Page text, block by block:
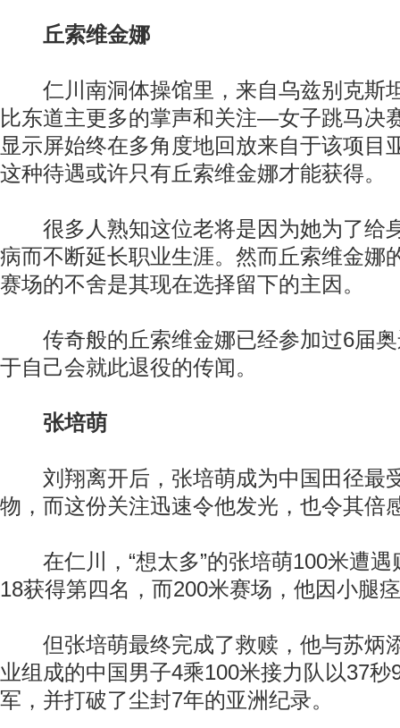
丘索维金娜
仁川南洞体操馆里，来自乌兹别克斯
比东道主更多的掌声和关注—女子跳马决
显示屏始终在多角度地回放来自于该项目
这种待遇或许只有丘索维金娜才能获得。
很多人熟知这位老将是因为她为了给
病而不断延长职业生涯。然而丘索维金娜
赛场的不舍是其现在选择留下的主因。
传奇般的丘索维金娜已经参加过6届奥
于自己会就此退役的传闻。
张培萌
刘翔离开后，张培萌成为中国田径最受
物，而这份关注迅速令他发光，也令其倍
在仁川，“想太多”的张培萌100米遭遇
18获得第四名，而200米赛场，他因小腿
但张培萌最终完成了救赎，他与苏炳
业组成的中国男子4乘100米接力队以37秒
军，并打破了尘封7年的亚洲纪录。